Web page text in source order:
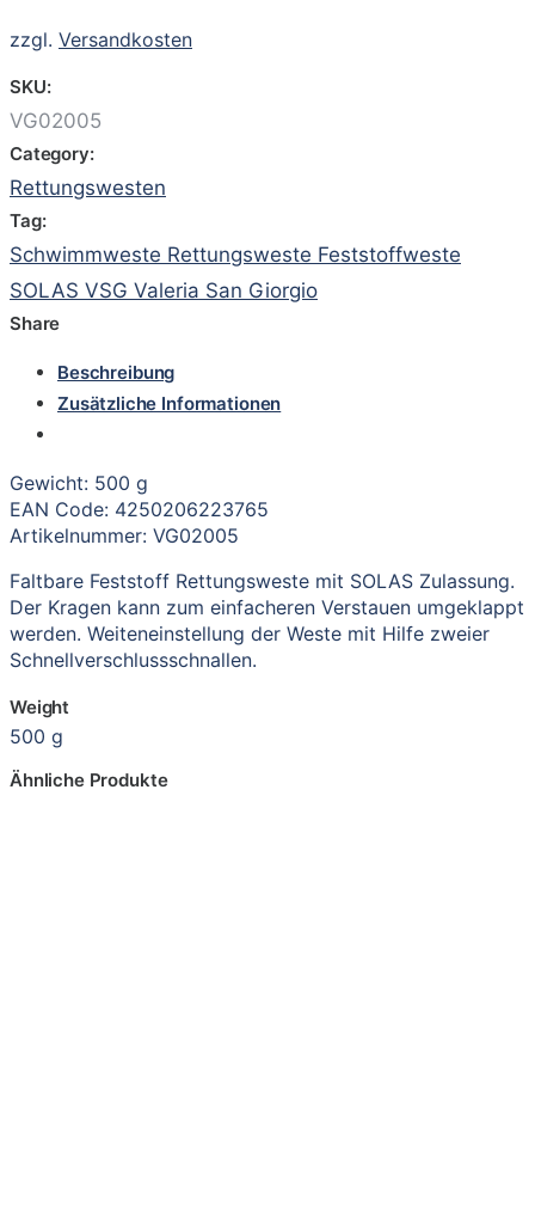
zzgl. Versandkosten
SKU:
VG02005
Category:
Rettungswesten
Tag:
Schwimmweste Rettungsweste Feststoffweste
SOLAS VSG Valeria San Giorgio
Share
Beschreibung
Zusätzliche Informationen
Gewicht: 500 g
EAN Code: 4250206223765
Artikelnummer: VG02005
Faltbare Feststoff Rettungsweste mit SOLAS Zulassung.
Der Kragen kann zum einfacheren Verstauen umgeklappt
werden. Weiteneinstellung der Weste mit Hilfe zweier
Schnellverschlussschnallen.
Weight
500 g
Ähnliche Produkte